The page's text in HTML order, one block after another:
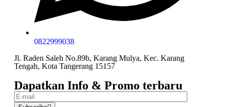
0822999038
Jl. Raden Saleh No.89b, Karang Mulya, Kec. Karang
Tengah, Kota Tangerang 15157
Dapatkan Info & Promo terbaru